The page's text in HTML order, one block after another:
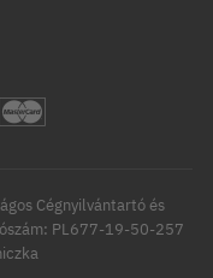
Cégnyilvántartó és
PL677-19-50-257